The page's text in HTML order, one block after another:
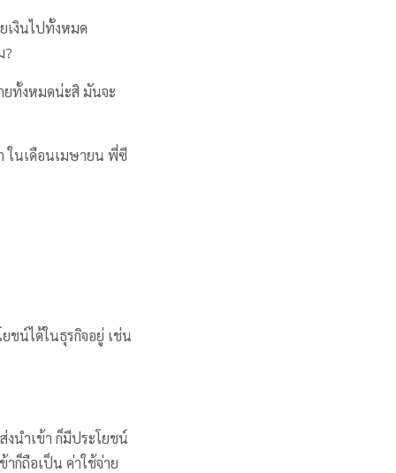
เงินไปทั้งหมด
?
ยทั้งหมดน่ะสิ มันจะ
ในเดือนเมษายน พี่ซี
ชน์ได้ในธุรกิจอยู่ เช่น
นำเข้า ก็มีประโยชน์
ก็ถือเป็น ค่าใช้จ่าย